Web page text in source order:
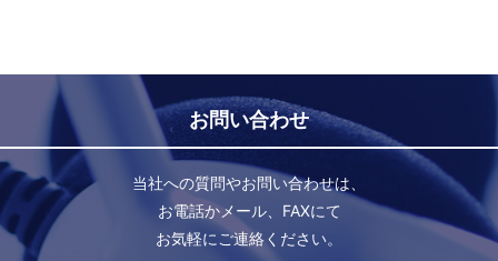
お問い合わせ
当社への質問やお問い合わせは、
お電話かメール、FAXにて
お気軽にご連絡ください。